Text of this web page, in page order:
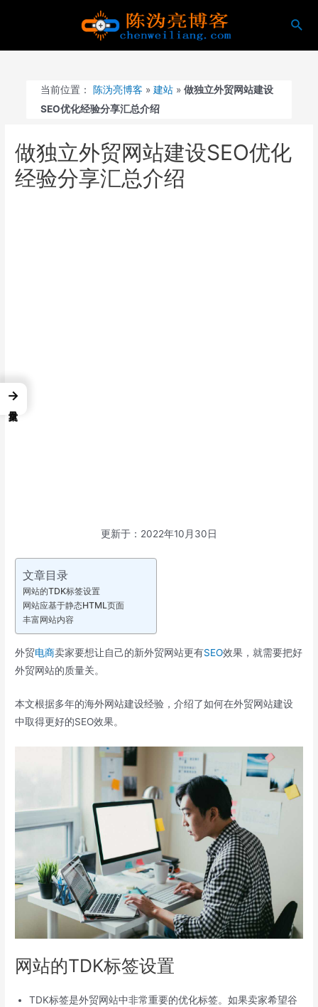
搜
当前位置： 陈沩亮博客 »建站 »做独立外贸网站建设
SEO优化经验分享汇总介绍
做独立外贸网站建设SEO优化
经验分享汇总介绍
更新于：2022年10月30日
文章目录
网站的TDK标签设置
网站应基于静态HTML页面
丰富网站内容
外贸电商卖家要想让自己的新外贸网站更有SEO效果，就需要把好
外贸网站的质量关。
本文根据多年的海外网站建设经验，介绍了如何在外贸网站建设
中取得更好的SEO效果。
网站的TDK标签设置
TDK标签是外贸网站中非常重要的优化标签。如果卖家希望谷
→